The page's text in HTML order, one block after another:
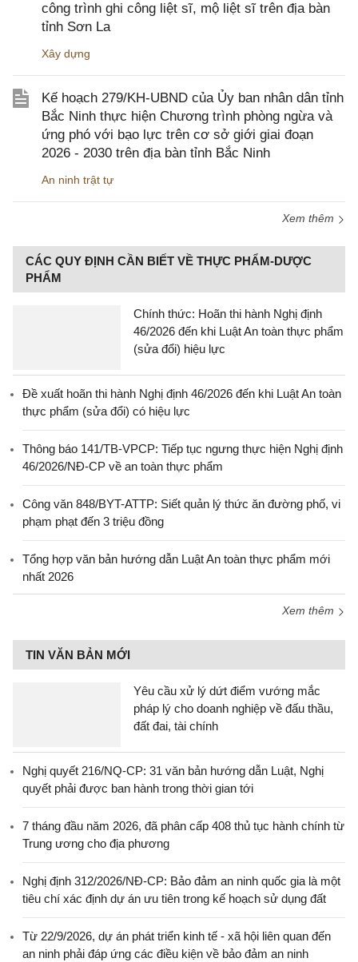
công trình ghi công liệt sĩ, mộ liệt sĩ trên địa bàn
tỉnh Sơn La
Xây dựng
Kế hoạch 279/KH-UBND của Ủy ban nhân dân tỉnh
Bắc Ninh thực hiện Chương trình phòng ngừa và
ứng phó với bạo lực trên cơ sở giới giai đoạn
2026 - 2030 trên địa bàn tỉnh Bắc Ninh
An ninh trật tự
Xem thêm
CÁC QUY ĐỊNH CẦN BIẾT VỀ THỰC PHẨM-DƯỢC
PHẨM
Chính thức: Hoãn thi hành Nghị định
46/2026 đến khi Luật An toàn thực phẩm
(sửa đổi) hiệu lực
Đề xuất hoãn thi hành Nghị định 46/2026 đến khi Luật An toàn
thực phẩm (sửa đổi) có hiệu lực
Thông báo 141/TB-VPCP: Tiếp tục ngưng thực hiện Nghị định
46/2026/NĐ-CP về an toàn thực phẩm
Công văn 848/BYT-ATTP: Siết quản lý thức ăn đường phố, vi
phạm phạt đến 3 triệu đồng
Tổng hợp văn bản hướng dẫn Luật An toàn thực phẩm mới
nhất 2026
Xem thêm
TIN VĂN BẢN MỚI
Yêu cầu xử lý dứt điểm vướng mắc
pháp lý cho doanh nghiệp về đấu thầu,
đất đai, tài chính
Nghị quyết 216/NQ-CP: 31 văn bản hướng dẫn Luật, Nghị
quyết phải được ban hành trong thời gian tới
7 tháng đầu năm 2026, đã phân cấp 408 thủ tục hành chính từ
Trung ương cho địa phương
Nghị định 312/2026/NĐ-CP: Bảo đảm an ninh quốc gia là một
tiêu chí xác định dự án ưu tiên trong kế hoạch sử dụng đất
Từ 22/9/2026, dự án phát triển kinh tế - xã hội liên quan đến
an ninh phải đáp ứng các điều kiện về bảo đảm an ninh